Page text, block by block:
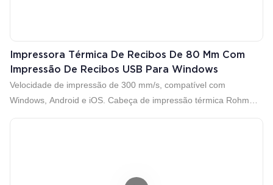
Impressora Térmica De Recibos De 80 Mm Com
Impressão De Recibos USB Para Windows
Velocidade de impressão de 300 mm/s, compatível com
Windows, Android e iOS. Cabeça de impressão térmica Rohm